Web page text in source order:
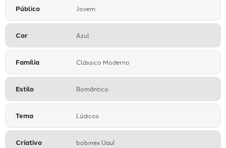
Público Jovem
Cor Azul
Família Clássico Moderno
Estilo Romântico
Tema Lúdicos
Criativo bobinex Uau!